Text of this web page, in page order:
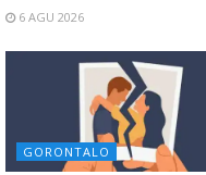
6 AGU 2026
GORONTALO